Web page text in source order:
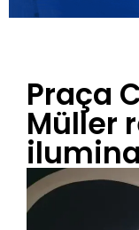
Praça
Müller